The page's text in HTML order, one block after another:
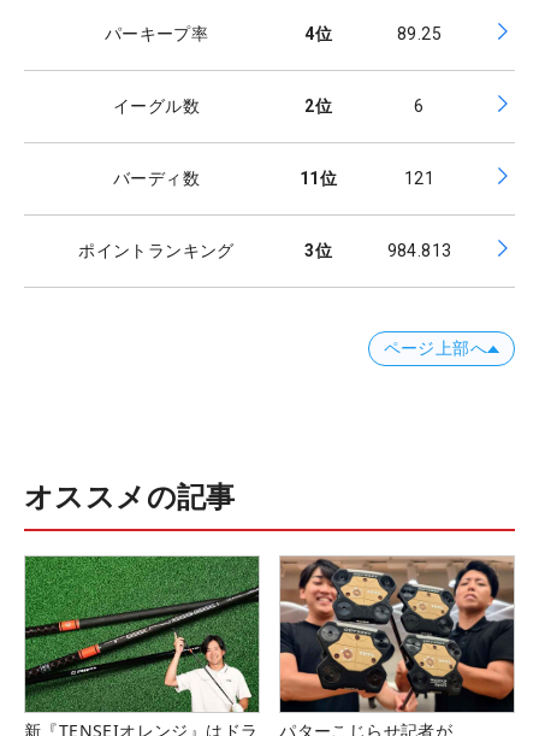
パーキープ率 4位 89.25
イーグル数 2位 6
バーディ数 11位 121
ポイントランキング 3位 984.813
ページ上部へ
オススメの記事
新『TENSEIオレンジ』はドラ
パターこじらせ記者が